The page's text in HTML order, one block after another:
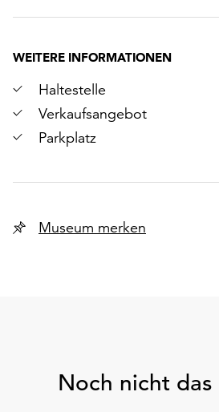
WEITERE INFORMATIONEN
Haltestelle
Verkaufsangebot
Parkplatz
Museum merken
Noch nicht das